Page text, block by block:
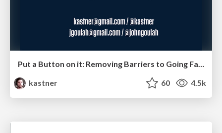
Put a Button on it: Removing Barriers to Going Fast.
kastner
60 4.5k